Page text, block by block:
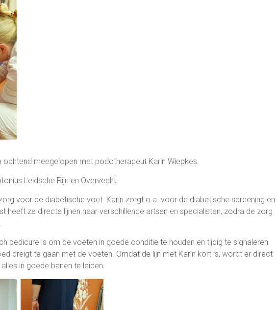
ochtend meegelopen met podotherapeut Karin Wiepkes.
Leidsche Rijn en Overvecht.
voor de diabetische voet. Karin zorgt o.a. voor de diabetische screening en
heeft ze directe lijnen naar verschillende artsen en specialisten, zodra de zorg
pedicure is om de voeten in goede conditie te houden en tijdig te signaleren
dreigt te gaan met de voeten. Omdat de lijn met Karin kort is, wordt er direct
in goede banen te leiden.